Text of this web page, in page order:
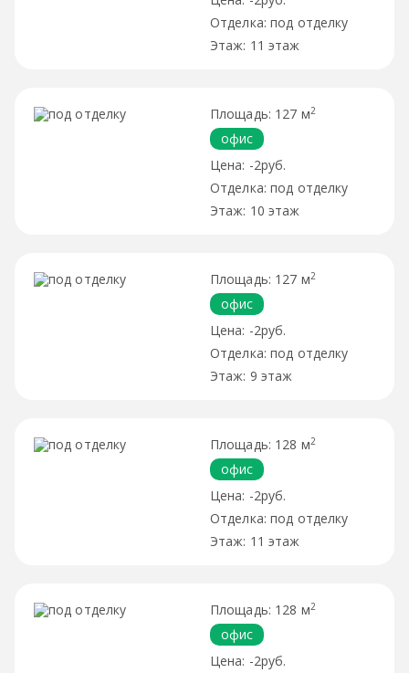
под отделку
11 этаж
127 м2
офис
-2руб.
под отделку
10 этаж
127 м2
офис
-2руб.
под отделку
9 этаж
128 м2
офис
-2руб.
под отделку
11 этаж
128 м2
офис
-2руб.